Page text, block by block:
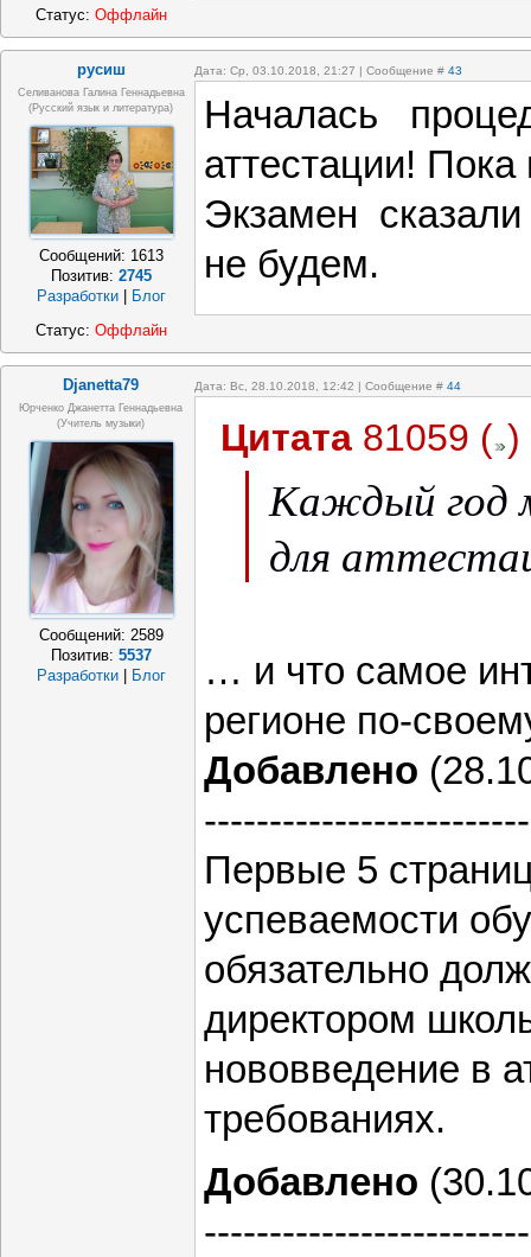
Статус: Оффлайн
русиш Дата: Ср, 03.10.2018, 21:27 | Сообщение # 43
Селиванова Галина Геннадьевна
(русский язык и литература)
Сообщений: 1613
Позитив: 2745
Разработки
Блог
Началась
аттестации!
Экзамен сказали
не будем.
Статус: Оффлайн
Djanetta79 Дата: Вс, 28.10.2018, 12:42 | Сообщение # 44
Юрченко Джанетта Геннадьевна
(Учитель музыки)
Сообщений: 2589
Позитив: 5537
Разработки | Блог
Цитата 81059 ( )
Каждый год
для
… и что самое
регионе по-
Добавлено
Первые 5
успеваемости
обязательно
директором
нововведение в
требованиях.
Добавлено